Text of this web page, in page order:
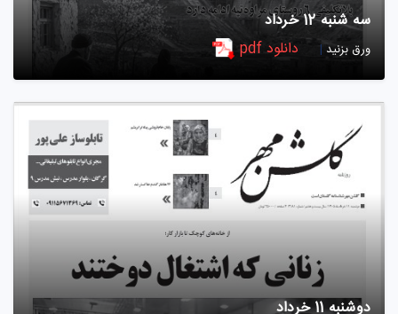
سه شنبه 12 خرداد
ورق بزنید| دانلود pdf
دوشنبه 11 خرداد